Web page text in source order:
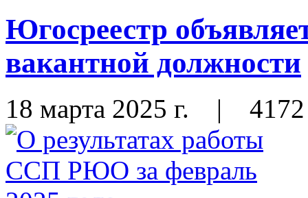
Югосреестр
вакантной должности
18 марта 2025 г. | 4172